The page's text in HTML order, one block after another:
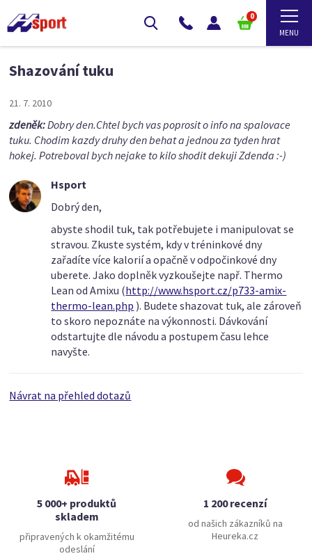
0
Shazování tuku
21. 7. 2010
zdeněk:Dobry den.Chtel bych vas poprosit o info na spalovace
tuku. Chodim kazdy druhy den behat a jednou za tyden hrat
hokej. Potreboval bych nejake to kilo shodit dekuji Zdenda :-)
Hsport
Dobrý den,
abyste shodil tuk, tak potřebujete i manipulovat se
stravou. Zkuste systém, kdy v tréninkové dny
zařadíte více kalorií a opačně v odpočinkové dny
uberete. Jako doplněk vyzkoušejte např. Thermo
Lean od Amixu (http://www.hsport.cz/p733-amix-
thermo-lean.php ). Budete shazovat tuk, ale zároveň
to skoro nepoznáte na výkonnosti. Dávkování
odstartujte dle návodu a postupem času lehce
navyšte.
Návrat na přehled dotazů
5 000+ produktů
skladem
připravených k okamžitému
odeslání
1 200 recenzí
od našich zákazníků na
Heureka.cz